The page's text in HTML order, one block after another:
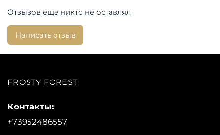
Длина изделия по спинке: 90 см.
Отзывов еще никто не оставлял
Написать отзыв
FROSTY FOREST
Контакты:
+73952486557